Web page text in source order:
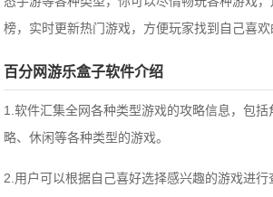
榜，实时更新热门游戏，方便玩家找到自己喜欢
百分网游乐盒子软件介绍
1.软件汇集全网各种类型游戏的攻略信息，包
略、休闲等各种类型的游戏。
2.用户可以根据自己喜好选择感兴趣的游戏进